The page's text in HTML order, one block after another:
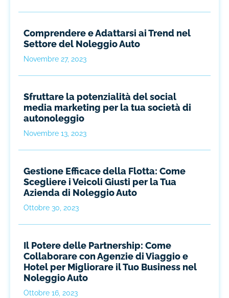
Comprendere e Adattarsi ai Trend nel
Settore del Noleggio Auto
Novembre 27, 2023
Sfruttare la potenzialità del social
media marketing per la tua società di
autonoleggio
Novembre 13, 2023
Gestione Efficace della Flotta: Come
Scegliere i Veicoli Giusti per la Tua
Azienda di Noleggio Auto
Ottobre 30, 2023
Il Potere delle Partnership: Come
Collaborare con Agenzie di Viaggio e
Hotel per Migliorare il Tuo Business nel
Noleggio Auto
Ottobre 16, 2023